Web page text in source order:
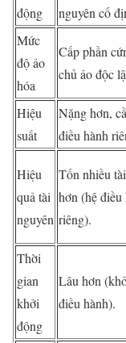
động nguyên cố
Mức
độ ảo
hóa
Cấp phần
chủ ảo độc
Hiệu
suất
Nặng hơn,
điều hành
Hiệu
quả tài
nguyên
Tốn nhiều
hơn (hệ điều
riêng).
Thời
gian
khởi
động
Lâu hơn
điều hành).